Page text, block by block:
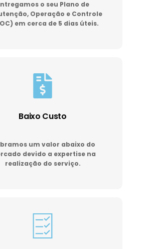
o seu Plano de
Operação e Controle
em cerca de 5 dias úteis.
Baixo Custo
um valor abaixo do
devido a expertise na
realização do serviço.